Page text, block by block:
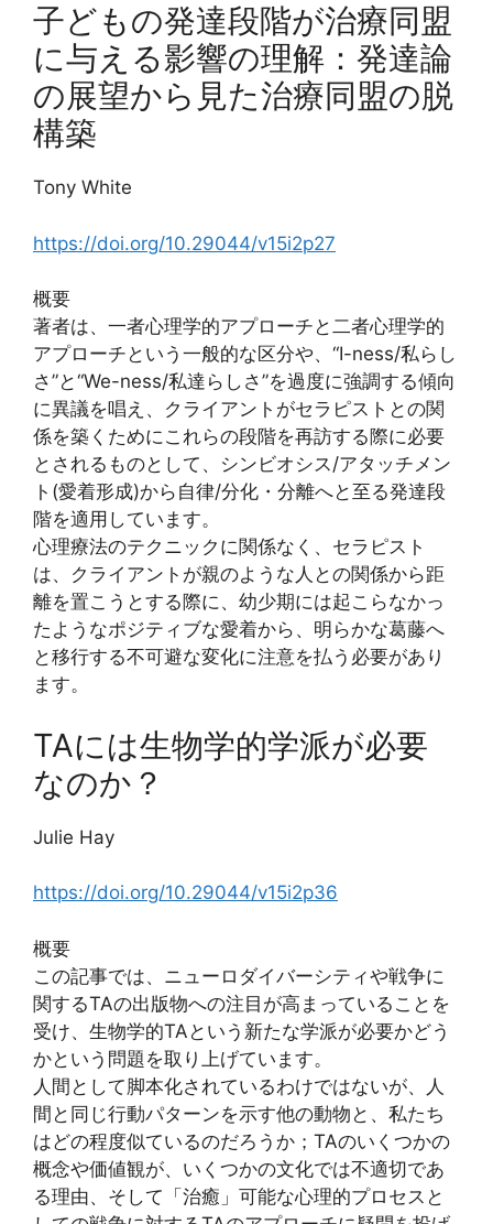
子どもの発達段階が治療同盟
に与える影響の理解：発達論
の展望から見た治療同盟の脱
構築
Tony White
https://doi.org/10.29044/v15i2p27
概要
著者は、一者心理学的アプローチと二者心理学的
アプローチという一般的な区分や、“I-ness/私らし
さ”と“We-ness/私達らしさ”を過度に強調する傾向
に異議を唱え、クライアントがセラピストとの関
係を築くためにこれらの段階を再訪する際に必要
とされるものとして、シンビオシス/アタッチメン
ト(愛着形成)から自律/分化・分離へと至る発達段
階を適用しています。
心理療法のテクニックに関係なく、セラピスト
は、クライアントが親のような人との関係から距
離を置こうとする際に、幼少期には起こらなかっ
たようなポジティブな愛着から、明らかな葛藤へ
と移行する不可避な変化に注意を払う必要があり
ます。
TAには生物学的学派が必要
なのか？
Julie Hay
https://doi.org/10.29044/v15i2p36
概要
この記事では、ニューロダイバーシティや戦争に
関するTAの出版物への注目が高まっていることを
受け、生物学的TAという新たな学派が必要かどう
かという問題を取り上げています。
人間として脚本化されているわけではないが、人
間と同じ行動パターンを示す他の動物と、私たち
はどの程度似ているのだろうか；TAのいくつかの
概念や価値観が、いくつかの文化では不適切であ
る理由、そして「治癒」可能な心理的プロセスと